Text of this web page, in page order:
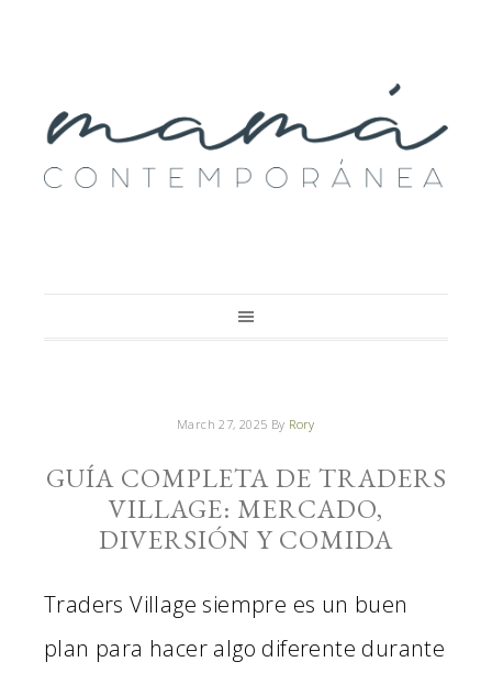
March 27, 2025 By Rory
GUÍA COMPLETA DE TRADERS
VILLAGE: MERCADO,
DIVERSIÓN Y COMIDA
Traders Village siempre es un buen
plan para hacer algo diferente durante